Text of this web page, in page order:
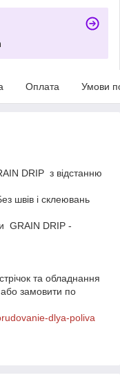
Оплата Умови
DRIP з відстанню
швів і склеювань
GRAIN DRIP -
та обладнання
замовити по
dlya-poliva